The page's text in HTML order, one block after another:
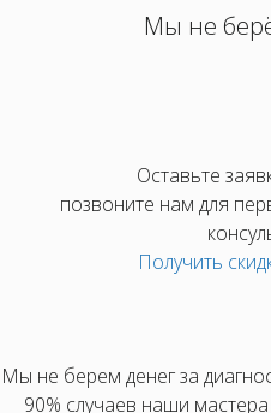
Мы не
Оставьте
позвоните нам для
Получить
Мы не берем денег за
90% случаев наши мастера